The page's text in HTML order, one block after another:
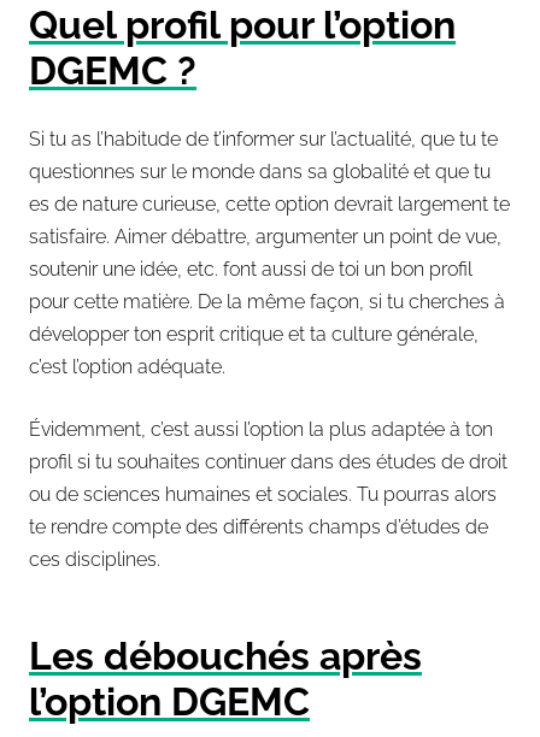
Quel profil pour l’option
DGEMC ?
Si tu as l’habitude de t’informer sur l’actualité, que tu te
questionnes sur le monde dans sa globalité et que tu
es de nature curieuse, cette option devrait largement te
satisfaire. Aimer débattre, argumenter un point de vue,
soutenir une idée, etc. font aussi de toi un bon profil
pour cette matière. De la même façon, si tu cherches à
développer ton esprit critique et ta culture générale,
c’est l’option adéquate.
Évidemment, c’est aussi l’option la plus adaptée à ton
profil si tu souhaites continuer dans des études de droit
ou de sciences humaines et sociales. Tu pourras alors
te rendre compte des différents champs d’études de
ces disciplines.
Les débouchés après
l’option DGEMC